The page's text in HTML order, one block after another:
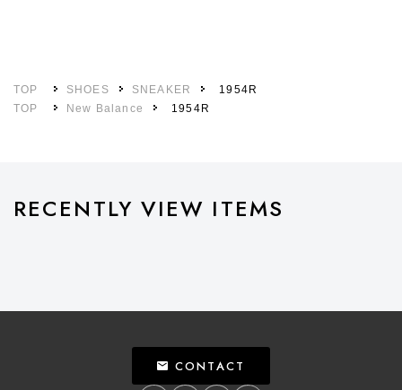
TOP SHOES SNEAKER
1954R
TOP
New Balance 1954R
RECENTLY VIEW ITEMS
CONTACT